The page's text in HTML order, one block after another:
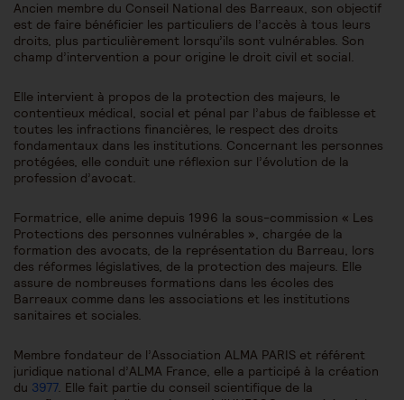
Ancien membre du Conseil National des Barreaux, son objectif
est de faire bénéficier les particuliers de l’accès à tous leurs
droits, plus particulièrement lorsqu’ils sont vulnérables. Son
champ d’intervention a pour origine le droit civil et social.
Elle intervient à propos de la protection des majeurs, le
contentieux médical, social et pénal par l’abus de faiblesse et
toutes les infractions financières, le respect des droits
fondamentaux dans les institutions. Concernant les personnes
protégées, elle conduit une réflexion sur l’évolution de la
profession d’avocat.
Formatrice, elle anime depuis 1996 la sous-commission « Les
Protections des personnes vulnérables », chargée de la
formation des avocats, de la représentation du Barreau, lors
des réformes législatives, de la protection des majeurs. Elle
assure de nombreuses formations dans les écoles des
Barreaux comme dans les associations et les institutions
sanitaires et sociales.
Membre fondateur de l’Association ALMA PARIS et référent
juridique national d’ALMA France, elle a participé à la création
du 3977. Elle fait partie du conseil scientifique de la